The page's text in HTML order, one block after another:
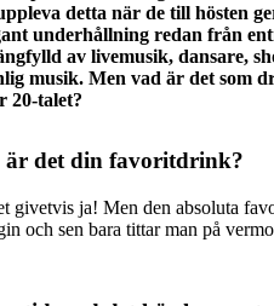
detta när de till hösten
underhållning redan från
av livemusik, dansare,
musik. Men vad är det som
20-talet?
är det din favoritdrink?
givetvis ja! Men den absoluta
och sen bara tittar man på